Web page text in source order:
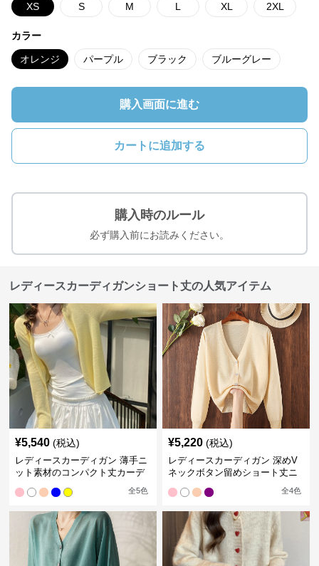
XS S M L XL 2XL
カラー
オレンジ パープル ブラック ブルーグレー
購入画面に進む
カートに追加する
購入時のルール
必ず購入前にお読みください。
レディースカーディガンショート丈の人気アイテム
¥5,540 (税込)
レディースカーディガン 薄手ニ
ット素材のコンパクト丈カーデ
全5色
¥5,220 (税込)
レディースカーディガン 深めV
ネックボタン留めショート丈ニ
全4色